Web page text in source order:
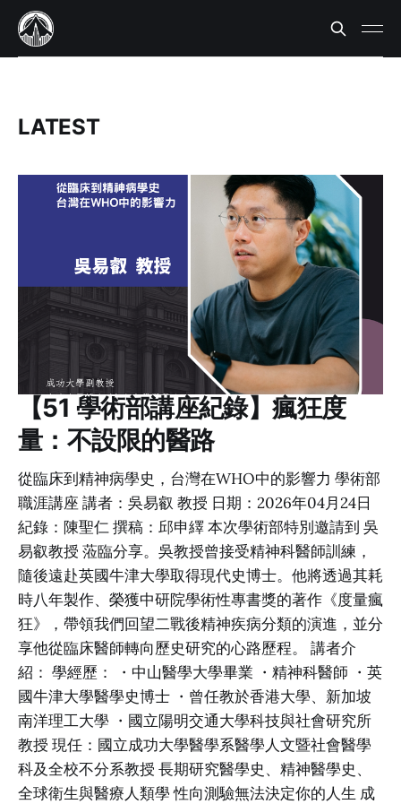
LATEST
【51 學術部講座紀錄】瘋狂度
量：不設限的醫路
從臨床到精神病學史，台灣在WHO中的影響力 學術部
職涯講座 講者：吳易叡 教授 日期：2026年04月24日
紀錄：陳聖仁 撰稿：邱申繹 本次學術部特別邀請到 吳
易叡教授 蒞臨分享。吳教授曾接受精神科醫師訓練，
隨後遠赴英國牛津大學取得現代史博士。他將透過其耗
時八年製作、榮獲中研院學術性專書獎的著作《度量瘋
狂》，帶領我們回望二戰後精神疾病分類的演進，並分
享他從臨床醫師轉向歷史研究的心路歷程。 講者介
紹： 學經歷： ・中山醫學大學畢業 ・精神科醫師 ・英
國牛津大學醫學史博士 ・曾任教於香港大學、新加坡
南洋理工大學 ・國立陽明交通大學科技與社會研究所
教授 現任：國立成功大學醫學系醫學人文暨社會醫學
科及全校不分系教授 長期研究醫學史、精神醫學史、
全球衛生與醫療人類學 性向測驗無法決定你的人生 成